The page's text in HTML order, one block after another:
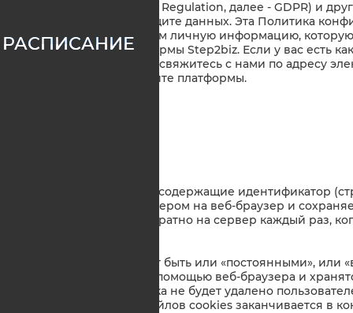
РАСПИСАНИЕ
General Data Protection Regulation, далее - GDPR) и
законодательства о защите данных. Эта Политика
используем и защищаем личную информацию,
использовании Платформы Step2biz. Если у вас есть
Политики, пожалуйста, свяжитесь с нами по адресу
которые указаны на сайте платформы.
1.1. Cookies – это файлы, содержащие идентификатор
направляется веб-сервером на веб-браузер и
затем возвращается обратно на сервер каждый раз,
1.2. Файлы cookies могут быть или «постоянными»,
cookies сохраняются с помощью веб-браузера и
срок хранения, или пока не будет удалено
срок же временных файлов cookies заканчивается в